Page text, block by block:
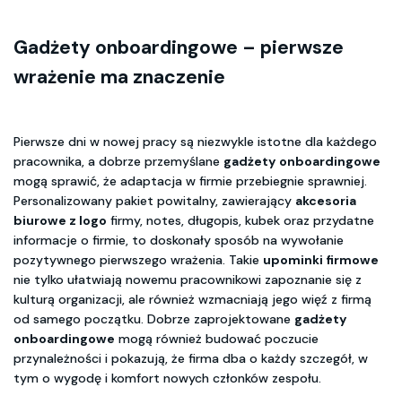
Gadżety onboardingowe – pierwsze
wrażenie ma znaczenie
Pierwsze dni w nowej pracy są niezwykle istotne dla każdego
pracownika, a dobrze przemyślane gadżety onboardingowe
mogą sprawić, że adaptacja w firmie przebiegnie sprawniej.
Personalizowany pakiet powitalny, zawierający akcesoria
biurowe z logo firmy, notes, długopis, kubek oraz przydatne
informacje o firmie, to doskonały sposób na wywołanie
pozytywnego pierwszego wrażenia. Takie upominki firmowe
nie tylko ułatwiają nowemu pracownikowi zapoznanie się z
kulturą organizacji, ale również wzmacniają jego więź z firmą
od samego początku. Dobrze zaprojektowane gadżety
onboardingowe mogą również budować poczucie
przynależności i pokazują, że firma dba o każdy szczegół, w
tym o wygodę i komfort nowych członków zespołu.